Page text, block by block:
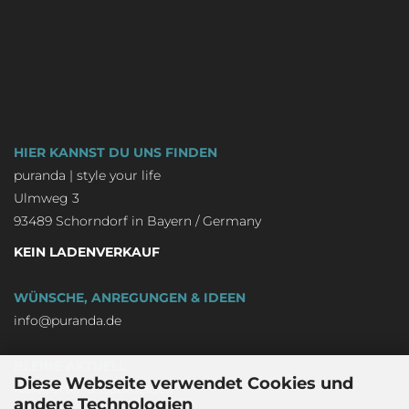
Diese Webseite verwendet Cookies und
andere Technologien
HIER KANNST DU UNS FINDEN
puranda | style your life
Ulmweg 3
93489 Schorndorf in Bayern / Germany
KEIN LADENVERKAUF
WÜNSCHE, ANREGUNGEN & IDEEN
info@puranda.de
Newsletter an-/abmelden